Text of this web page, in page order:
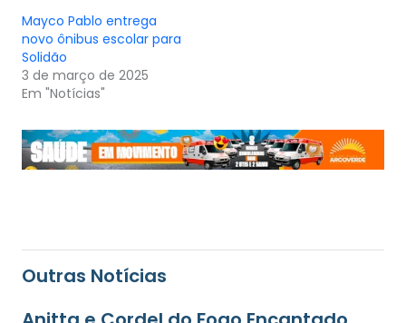
Mayco Pablo entrega
novo ônibus escolar para
Solidão
3 de março de 2025
Em "Notícias"
Outras Notícias